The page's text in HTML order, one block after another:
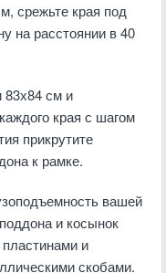
срежьте края под
на расстоянии в 40
см и
края с шагом
прикрутите
к рамке.
вашей
и косынок
и
скобами.